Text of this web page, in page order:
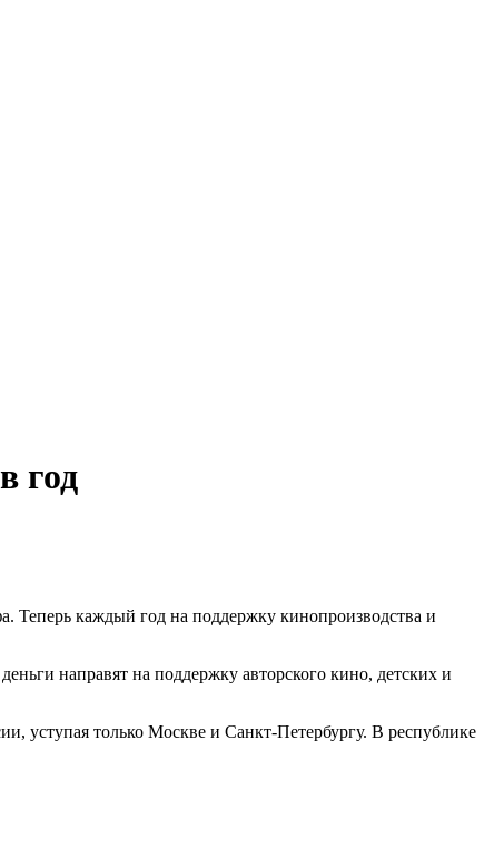
год
Теперь каждый год на поддержку кинопроизводства и
направят на поддержку авторского кино, детских и
уступая только Москве и Санкт-Петербургу. В республике